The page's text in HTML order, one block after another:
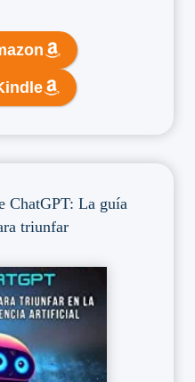
ChatGPT: La guía
triunfar